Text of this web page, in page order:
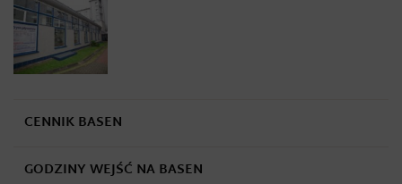
CENNIK BASEN
GODZINY WEJŚĆ NA BASEN